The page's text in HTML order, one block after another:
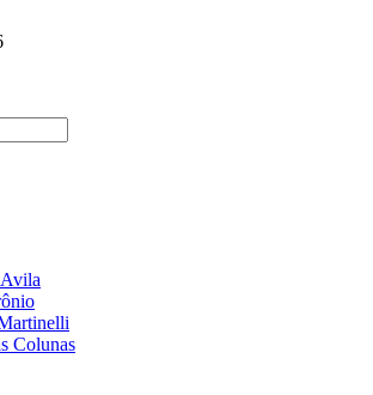
Colunas